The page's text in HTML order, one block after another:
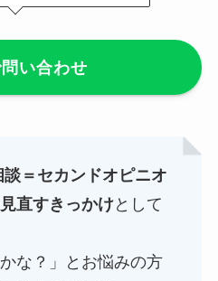
い合わせ
談＝セカンドオピニオ
直すきっかけとして
な？」とお悩みの方